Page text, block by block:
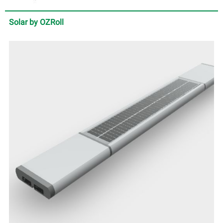
Solar by OZRoll